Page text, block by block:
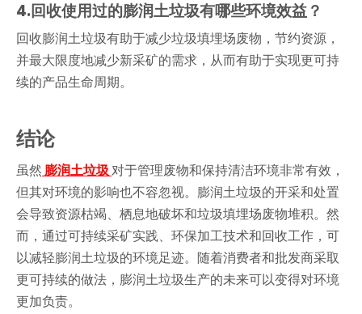
4.回收使用过的膨润土垃圾有哪些环境效益？
回收膨润土垃圾有助于减少垃圾填埋场废物，节约资源，
并最大限度地减少新采矿的需求，从而有助于实现更可持
续的产品生命周期。
结论
虽然膨润土垃圾对于管理废物和保持清洁环境非常有效，
但其对环境的影响也不容忽视。膨润土垃圾的开采和处置
会导致资源枯竭、栖息地破坏和垃圾填埋场废物堆积。然
而，通过可持续采矿实践、环保加工技术和回收工作，可
以减轻膨润土垃圾的环境足迹。随着消费者和批发商采取
更可持续的做法，膨润土垃圾生产的未来可以变得对环境
更加负责。